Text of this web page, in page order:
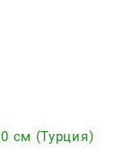
см (Турция)